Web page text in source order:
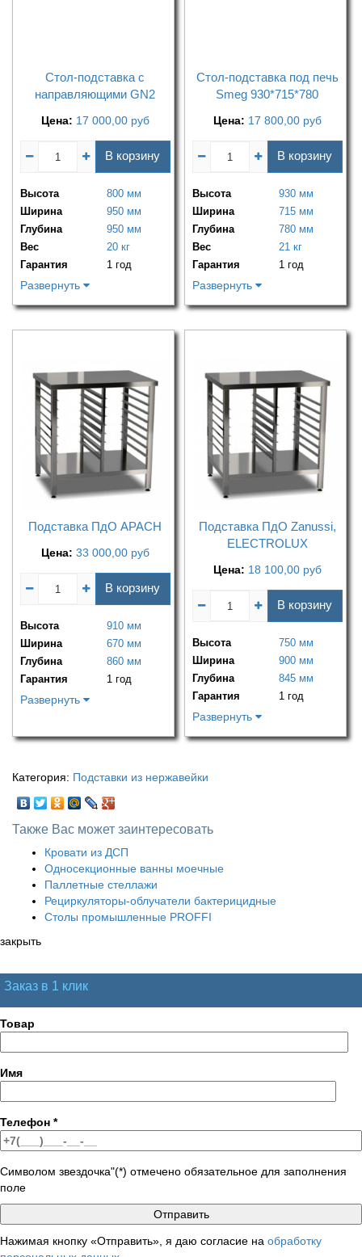
Стол-подставка c
направляющими GN2
Цена: 17 000,00 руб
В корзину
Высота
800 мм
Ширина
950 мм
Глубина
950 мм
Вес
20 кг
Гарантия
1 год
Развернуть
Стол-подставка под печь
Smeg 930*715*780
Цена: 17 800,00 руб
В корзину
Высота
930 мм
Ширина
715 мм
Глубина
780 мм
Вес
21 кг
Гарантия
1 год
Развернуть
Подставка ПдО APACH
Цена: 33 000,00 руб
В корзину
Высота
910 мм
Ширина
670 мм
Глубина
860 мм
Гарантия
1 год
Развернуть
Подставка ПдО Zanussi,
ELECTROLUX
Цена: 18 100,00 руб
В корзину
Высота
750 мм
Ширина
900 мм
Глубина
845 мм
Гарантия
1 год
Развернуть
Категория: Подставки из нержавейки
Также Вас может заинтересовать
Кровати из ДСП
Односекционные ванны моечные
Паллетные стеллажи
Рециркуляторы-облучатели бактерицидные
Столы промышленные PROFFI
закрыть
Заказ в 1 клик
Товар
Имя
Телефон *
Символом звездочка"(*) отмечено обязательное для заполнения
поле
Нажимая кнопку «Отправить», я даю согласие на обработку